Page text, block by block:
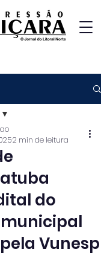
do
Vunesp
2 min de leitura